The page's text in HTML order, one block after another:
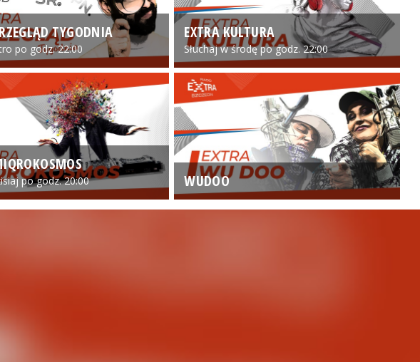
TYGODNIA
po godz. 22:00
EXTRA KULTURA
Słuchaj w środę po godz. 22:00
po godz. 20:00 WUDOO